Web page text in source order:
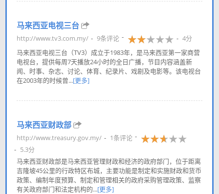
马来西亚电视三台
http://www.tv3.com.my/ 9条评论
4分
马来西亚电视三台（TV3）成立于1983年，是马来西亚第一家商营
电视台，提供每周7天播放24小时的全日广播，节目内容涵盖新
闻、时事、杂志、讨论、体育、纪录片、戏剧及电影等。该电视台
在2003年的时候曾...[更多]
马来西亚财政部
http://www.treasury.gov.my/
1条评论
5.3分
马来西亚财政部是马来西亚管理财政和经济的政府部门，位于距离
吉隆坡45公里的行政特区布城，主要功能是制定和实施财政和货币
政策、编制年度预算、制定和管理相关的政府采购管理政策、监察
有关政府部门和法定机构的...[更多]